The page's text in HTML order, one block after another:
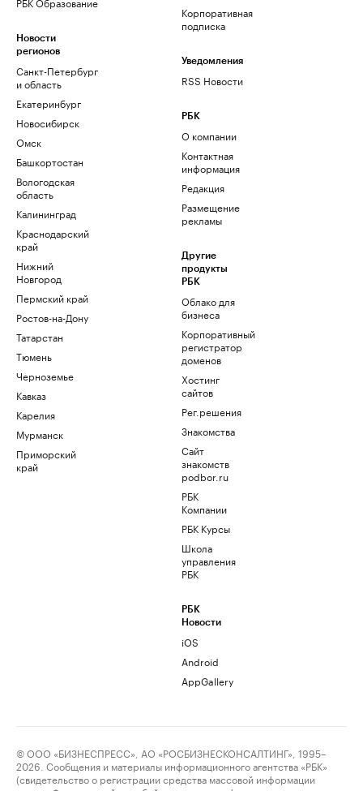
Новости
регионов
Санкт-Петербург
и область
Екатеринбург
Новосибирск
Омск
Башкортостан
Вологодская
область
Калининград
Краснодарский
край
Нижний
Новгород
Пермский край
Ростов-на-Дону
Татарстан
Тюмень
Черноземье
Кавказ
Карелия
Мурманск
Приморский
край
Корпоративная
подписка
Уведомления
RSS Новости
РБК
О компании
Контактная
информация
Редакция
Размещение
рекламы
Другие
продукты
РБК
Облако для
бизнеса
Корпоративный
регистратор
доменов
Хостинг
сайтов
Рег.решения
Знакомства
Сайт
знакомств
podbor.ru
РБК
Компании
РБК Курсы
Школа
управления
РБК
РБК
Новости
iOS
Android
AppGallery
© ООО «БИЗНЕСПРЕСС», АО «РОСБИЗНЕСКОНСАЛТИНГ», 1995–
2026. Сообщения и материалы информационного агентства «РБК»
(свидетельство о регистрации средства массовой информации